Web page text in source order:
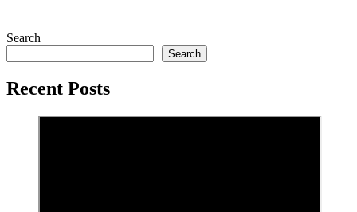
Search
Search
Recent Posts